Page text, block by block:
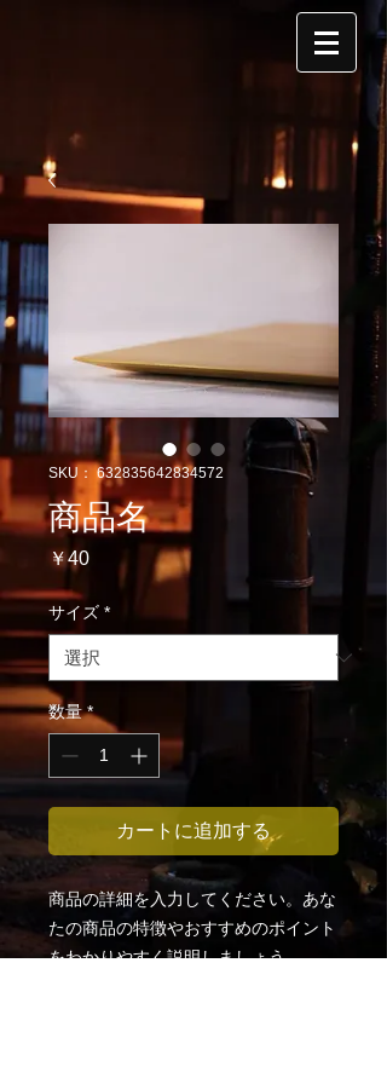
SKU： 632835642834572
商品名
￥40価
サイズ *
数量 *
カートに追加する
商品の詳細を入力してください。あな
たの商品の特徴やおすすめのポイント
をわかりやすく説明しましょう。